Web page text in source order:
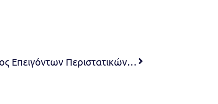
Επαναλειτουργία του Τμήματος Επειγόντων Περιστατικών της Ν.Μ. Αμαλία Φλέμιγκ